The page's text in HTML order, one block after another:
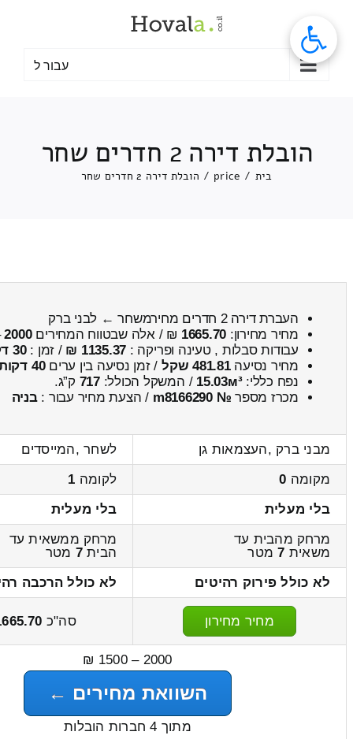
עבור ל
הובלת דירה 2 חדרים שחר
בית /
price
/ הובלת דירה 2 חדרים שחר
העברת דירה 2 חדרים מחירמשחר ← לבני ברק
מחיר מחירון: 1665.70 ₪ / אלה שבטווח המחירים2000
עבודות סבלות , טעינה ופריקה : 1135.37 ₪ / זמן :30 דקות 38 שניות
מחיר נסיעה481.81 שקל / זמן נסיעה בין ערים40 דקות
נפח כללי:15.03м³ / המשקל הכולל:717 ק”ג.
מכרז מספר № m8166290 / הצעת מחיר עבור :בניה
מבני ברק ,העצמאות גן
לשחר ,המייסדים
מקומה 0 לקומה 1
בלי מעלית
בלי מעלית
מרחק מהבית עד
משאית 7מטר
מרחק ממשאית עד
הבית7 מטר
לא כולל פירוק רהיטים
לא כולל הרכבה
מחיר מחירון סה"כ
2000 – 1500 ₪
השוואת מחירים ←
מתוך 4 חברות הובלות